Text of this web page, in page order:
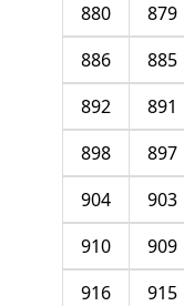
879
880
885
886
891
892
897
898
903
904
909
910
915
916